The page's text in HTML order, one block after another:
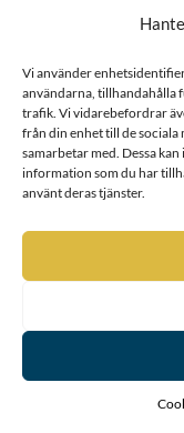
Vi använder
användarna, tillhandahålla
trafik. Vi vidarebefordrar
från din enhet till de sociala
samarbetar med. Dessa
information som du har
använt deras tjänster.
Ointroducerad
Weissfelt)
604
von Beijer
Ointroducerad
Ointroducerad
782
Belfrage
32
von
Ointroducerad
2345